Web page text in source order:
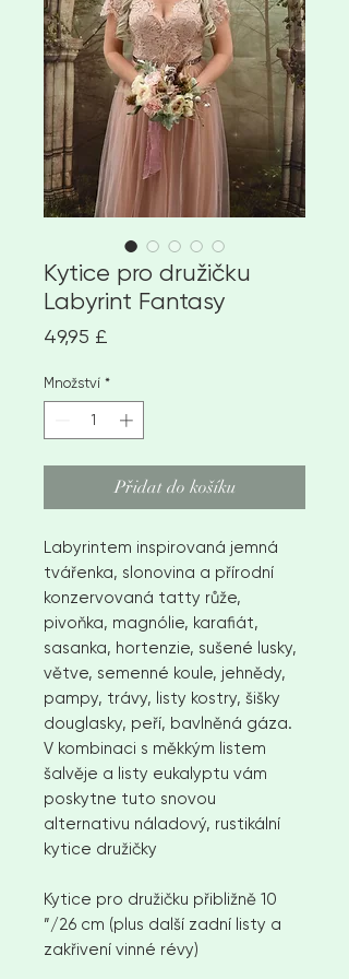
Kytice pro družičku
Labyrint Fantasy
49,95 £
Množství *
Přidat do košíku
Labyrintem inspirovaná jemná
tvářenka, slonovina a přírodní
konzervovaná tatty růže,
pivoňka, magnólie, karafiát,
sasanka, hortenzie, sušené lusky,
větve, semenné koule, jehnědy,
pampy, trávy, listy kostry, šišky
douglasky, peří, bavlněná gáza.
V kombinaci s měkkým listem
šalvěje a listy eukalyptu vám
poskytne tuto snovou
alternativu náladový, rustikální
kytice družičky
Kytice pro družičku přibližně 10
”/26 cm (plus další zadní listy a
zakřivení vinné révy)